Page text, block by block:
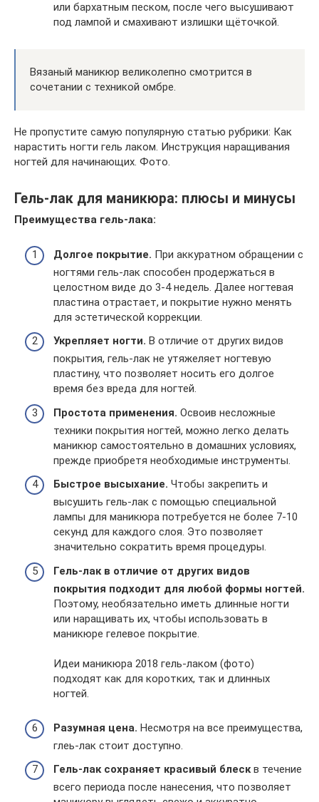
или бархатным песком, после чего высушивают
под лампой и смахивают излишки щёточкой.
Вязаный маникюр великолепно смотрится в
сочетании с техникой омбре.
Не пропустите самую популярную статью рубрики: Как
нарастить ногти гель лаком. Инструкция наращивания
ногтей для начинающих. Фото.
Гель-лак для маникюра: плюсы и минусы
Преимущества гель-лака:
Долгое покрытие. При аккуратном обращении с
ногтями гель-лак способен продержаться в
целостном виде до 3-4 недель. Далее ногтевая
пластина отрастает, и покрытие нужно менять
для эстетической коррекции.
Укрепляет ногти. В отличие от других видов
покрытия, гель-лак не утяжеляет ногтевую
пластину, что позволяет носить его долгое
время без вреда для ногтей.
Простота применения. Освоив несложные
техники покрытия ногтей, можно легко делать
маникюр самостоятельно в домашних условиях,
прежде приобретя необходимые инструменты.
Быстрое высыхание. Чтобы закрепить и
высушить гель-лак с помощью специальной
лампы для маникюра потребуется не более 7-10
секунд для каждого слоя. Это позволяет
значительно сократить время процедуры.
Гель-лак в отличие от других видов
покрытия подходит для любой формы ногтей.
Поэтому, необязательно иметь длинные ногти
или наращивать их, чтобы использовать в
маникюре гелевое покрытие.
Идеи маникюра 2018 гель-лаком (фото)
подходят как для коротких, так и длинных
ногтей.
Разумная цена. Несмотря на все преимущества,
глеь-лак стоит доступно.
Гель-лак сохраняет красивый блескв течение
всего периода после нанесения, что позволяет